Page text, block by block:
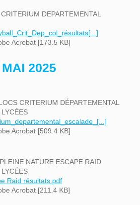
DEPARTEMENTAL
Acrobat [173.5 KB]
MAI 2025
CRITERIUM DÉPARTEMENTAL
Acrobat [509.4 KB]
NATURE ESCAPE RAID
Raid résultats.pdf
Acrobat [211.4 KB]